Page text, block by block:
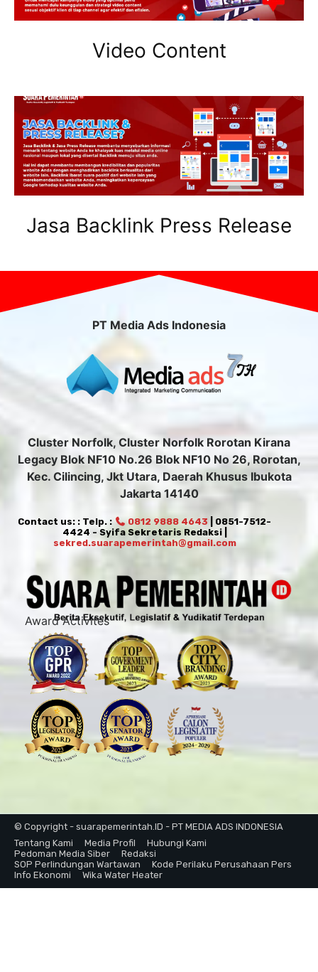
Video Content
Jasa Backlink Press Release
PT Media Ads Indonesia
Cluster Norfolk, Cluster Norfolk Rorotan Kirana
Legacy Blok NF10 No.26 Blok NF10 No 26, Rorotan,
Kec. Cilincing, Jkt Utara, Daerah Khusus Ibukota
Jakarta 14140
Contact us: : Telp. : 0812 9888 4643 | 0851-7512-
4424 - Syifa Sekretaris Redaksi |
sekred.suarapemerintah@gmail.com
Award Activites
© Copyright - suarapemerintah.ID - PT MEDIA ADS INDONESIA
Tentang Kami
Media Profil
Hubungi Kami
Pedoman Media Siber
Redaksi
SOP Perlindungan Wartawan
Kode Perilaku Perusahaan Pers
Info Ekonomi
Wika Water Heater